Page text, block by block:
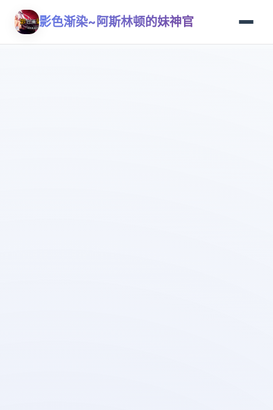
影色渐染~阿斯林顿的妹神官